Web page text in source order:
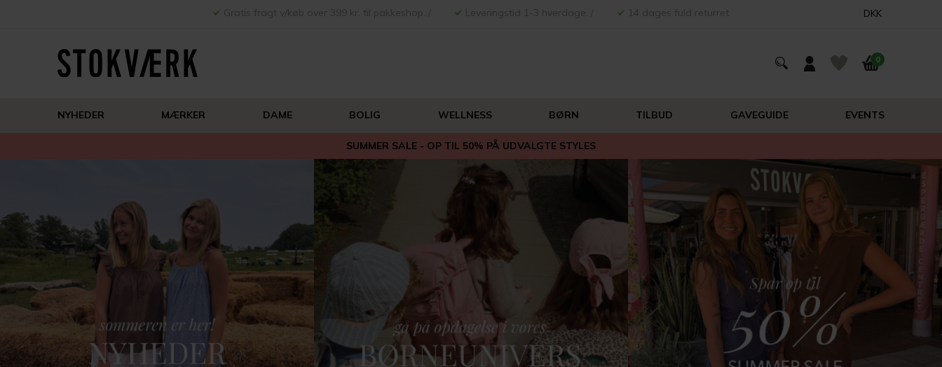
DKK
0
NYHEDER MÆRKER DAME BOLIG WELLNESS BØRN TILBUD GAVEGUIDE EVENTS
SUMMER SALE - OP TIL 50% PÅ UDVALGTE STYLES